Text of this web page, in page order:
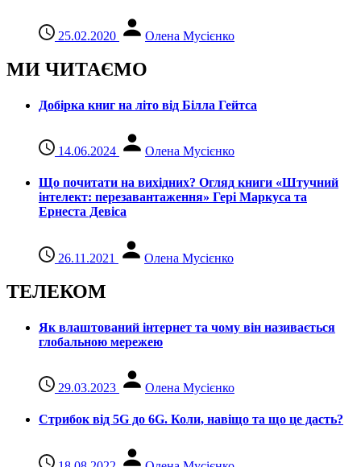
25.02.2020 Олена Мусієнко
МИ ЧИТАЄМО
Добірка книг на літо від Білла Гейтса
14.06.2024 Олена Мусієнко
Що почитати на вихідних? Огляд книги «Штучний
інтелект: перезавантаження» Гері Маркуса та
Ернеста Девіса
26.11.2021 Олена Мусієнко
ТЕЛЕКОМ
Як влаштований інтернет та чому він називається
глобальною мережею
29.03.2023 Олена Мусієнко
Стрибок від 5G до 6G. Коли, навіщо та що це даcть?